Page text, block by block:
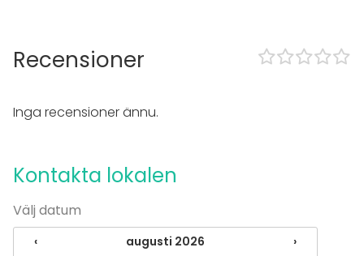
Utrustning
Bröllop
Middag / Lunch
Möte
Konferens
Recensioner
Inga recensioner ännu.
Kontakta lokalen
Välj datum
‹ augusti 2026 ›